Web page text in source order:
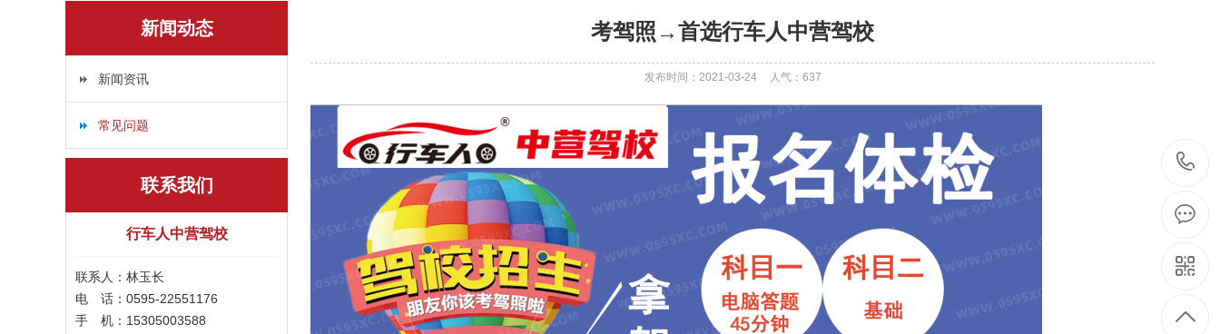
新闻动态
新闻资讯
常见问题
联系我们
行车人中营驾校
联系人：林玉长
电 话：0595-22551176
手 机：15305003588
考驾照→首选行车人中营驾校
发布时间：2021-03-24 人气： 637